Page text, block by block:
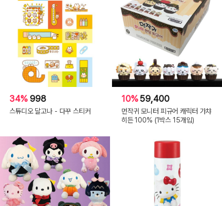
34% 998
스튜디오 달고나 - 다꾸 스티커
10%59,400
먼작귀 모니터 피규어 캐릭터 가챠
히든 100% (1박스 15개입)